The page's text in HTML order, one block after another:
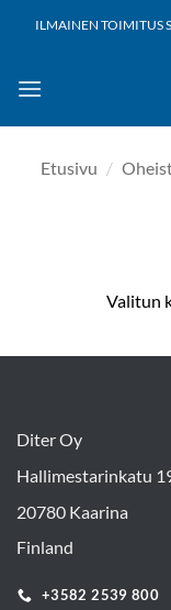
ILMAINEN TOIMITUS
Etusivu /
Valitun
Diter Oy
Hallimestarinkatu
20780 Kaarina
Finland
+3582 2539 800